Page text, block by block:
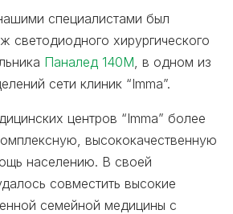
специалистами был
светодиодного хирургического
Паналед 140М, в одном из
сети клиник “Imma”.
центров “Imma” более
высококачественную
населению. В своей
совместить высокие
семейной медицины с